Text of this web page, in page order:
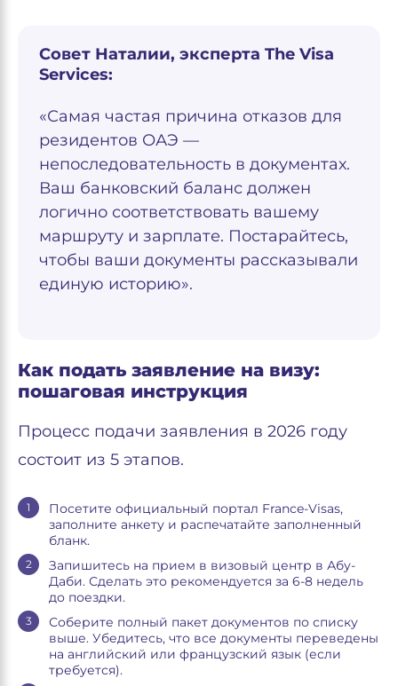
Совет Наталии, эксперта The Visa
Services:
«Самая частая причина отказов для
резидентов ОАЭ —
непоследовательность в документах.
Ваш банковский баланс должен
логично соответствовать вашему
маршруту и зарплате. Постарайтесь,
чтобы ваши документы рассказывали
единую историю».
Как подать заявление на визу:
пошаговая инструкция
Процесс подачи заявления в 2026 году
состоит из 5 этапов.
Посетите официальный портал France-Visas,
заполните анкету и распечатайте заполненный
бланк.
Запишитесь на прием в визовый центр в Абу-
Даби. Сделать это рекомендуется за 6-8 недель
до поездки.
Соберите полный пакет документов по списку
выше. Убедитесь, что все документы переведены
на английский или французский язык (если
требуется).